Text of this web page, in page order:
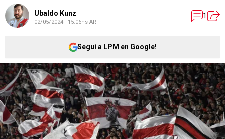
Ubaldo Kunz
02/05/2024 - 15:06hs ART
1
Seguí a LPM en Google!